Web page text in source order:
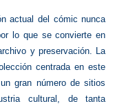
actual del cómic nunca
lo que se convierte en
y preservación. La
centrada en este
gran número de sitios
cultural, de tanta